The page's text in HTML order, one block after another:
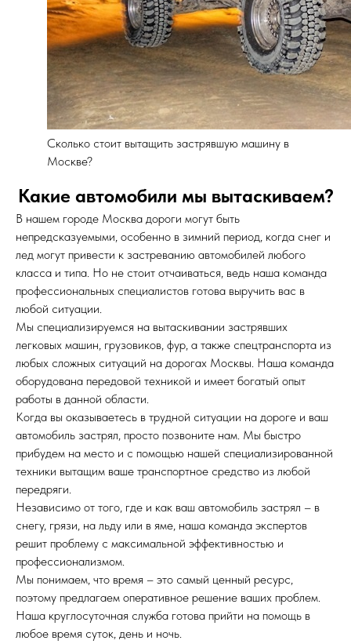
Сколько стоит вытащить застрявшую машину в
Москве?
Какие автомобили мы вытаскиваем?
В нашем городе Москва дороги могут быть
непредсказуемыми, особенно в зимний период, когда снег и
лед могут привести к застреванию автомобилей любого
класса и типа. Но не стоит отчаиваться, ведь наша команда
профессиональных специалистов готова выручить вас в
любой ситуации.
Мы специализируемся на вытаскивании застрявших
легковых машин, грузовиков, фур, а также спецтранспорта из
любых сложных ситуаций на дорогах Москвы. Наша команда
оборудована передовой техникой и имеет богатый опыт
работы в данной области.
Когда вы оказываетесь в трудной ситуации на дороге и ваш
автомобиль застрял, просто позвоните нам. Мы быстро
прибудем на место и с помощью нашей специализированной
техники вытащим ваше транспортное средство из любой
передряги.
Независимо от того, где и как ваш автомобиль застрял – в
снегу, грязи, на льду или в яме, наша команда экспертов
решит проблему с максимальной эффективностью и
профессионализмом.
Мы понимаем, что время – это самый ценный ресурс,
поэтому предлагаем оперативное решение ваших проблем.
Наша круглосуточная служба готова прийти на помощь в
любое время суток, день и ночь.